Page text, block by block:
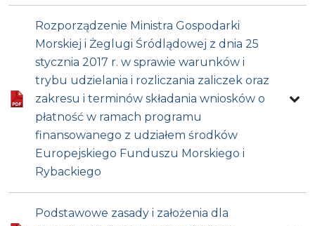
Rozporządzenie Ministra Gospodarki
Morskiej i Żeglugi Śródlądowej z dnia 25
stycznia 2017 r. w sprawie warunków i
trybu udzielania i rozliczania zaliczek oraz
zakresu i terminów składania wniosków o
płatność w ramach programu
finansowanego z udziałem środków
Europejskiego Funduszu Morskiego i
Rybackiego
Podstawowe zasady i założenia dla